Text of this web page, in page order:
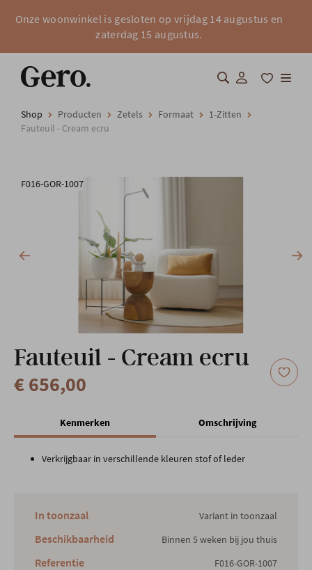
Onze woonwinkel is gesloten op vrijdag 14 augustus en
zaterdag 15 augustus.
Shop
Totaalinrichting
Shop Producten Zetels Formaat
1-Zitten
Fauteuil - Cream ecru
F016-GOR-1007
Fauteuil - Cream ecru
€ 656,00
Kenmerken Omschrijving
Verkrijgbaar in verschillende kleuren stof of leder
In toonzaal Variant in toonzaal
Beschikbaarheid Binnen 5 weken bij jou thuis
Referentie F016-GOR-1007